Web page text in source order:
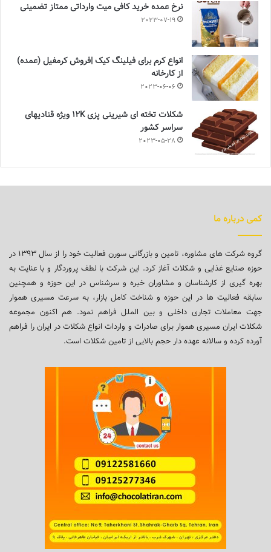
نرخ عمده خرید کافی میت وارداتی ممتاز تضمینی
2023-07-19
انواع کرم برای فیلینگ کیک |فروش کرمفیل (عمده)
از کارخانه
2023-06-06
شکلات تخته ای شیرینی پزی 12K ویژه قنادیهای
سراسر کشور
2023-05-28
کمی درباره ما
گروه شرکت های مشاوره، تامین و بازرگانی سورن فعالیت خود را از سال ۱۳۹۳ در
حوزه صنایع غذایی و شکلات آغاز کرد. این شرکت با لطف پروردگار و با عنایت به
بهره گیری از کارشناسان و مشاوران خبره و سرشناس در این حوزه و همچنین
سابقه فعالیت ها در این حوزه و شناخت کامل بازار، به سرعت مسیری هموار
جهت معاملات تجاری داخلی و بین الملل فراهم نمود. هم اکنون مجموعه
شکلات ایران مسیری هموار برای صادرات و واردات انواع شکلات در ایران را فراهم
آورده کرده و سالانه عهده دار حجم بالایی از تامین شکلات است.